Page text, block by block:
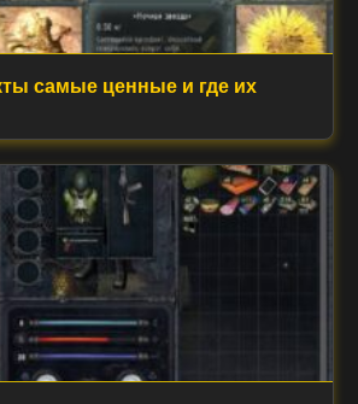
самые ценные и где их